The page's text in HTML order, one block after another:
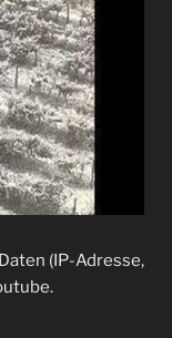
(IP-Adresse,